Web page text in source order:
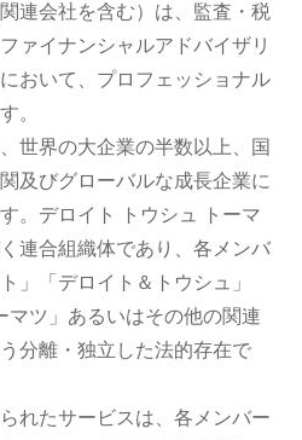
連会社を含む）は、監査・税
ァイナンシャルアドバイザリ
おいて、プロフェッショナル
。
世界の大企業の半数以上、国
及びグローバルな成長企業に
。デロイト トウシュ トーマ
連合組織体であり、各メンバ
」「デロイト＆トウシュ」
マツ」あるいはその他の関連
分離・独立した法的存在で
れたサービスは、各メンバー